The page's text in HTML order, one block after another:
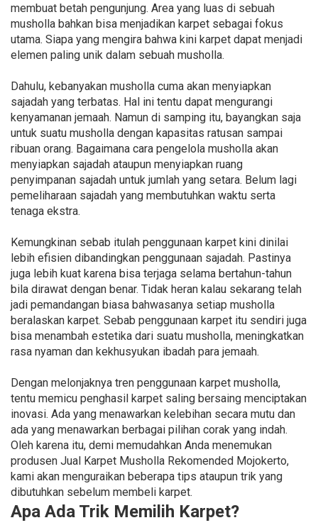
membuat betah pengunjung. Area yang luas di sebuah
musholla bahkan bisa menjadikan karpet sebagai fokus
utama. Siapa yang mengira bahwa kini karpet dapat menjadi
elemen paling unik dalam sebuah musholla.
Dahulu, kebanyakan musholla cuma akan menyiapkan
sajadah yang terbatas. Hal ini tentu dapat mengurangi
kenyamanan jemaah. Namun di samping itu, bayangkan saja
untuk suatu musholla dengan kapasitas ratusan sampai
ribuan orang. Bagaimana cara pengelola musholla akan
menyiapkan sajadah ataupun menyiapkan ruang
penyimpanan sajadah untuk jumlah yang setara. Belum lagi
pemeliharaan sajadah yang membutuhkan waktu serta
tenaga ekstra.
Kemungkinan sebab itulah penggunaan karpet kini dinilai
lebih efisien dibandingkan penggunaan sajadah. Pastinya
juga lebih kuat karena bisa terjaga selama bertahun-tahun
bila dirawat dengan benar. Tidak heran kalau sekarang telah
jadi pemandangan biasa bahwasanya setiap musholla
beralaskan karpet. Sebab penggunaan karpet itu sendiri juga
bisa menambah estetika dari suatu musholla, meningkatkan
rasa nyaman dan kekhusyukan ibadah para jemaah.
Dengan melonjaknya tren penggunaan karpet musholla,
tentu memicu penghasil karpet saling bersaing menciptakan
inovasi. Ada yang menawarkan kelebihan secara mutu dan
ada yang menawarkan berbagai pilihan corak yang indah.
Oleh karena itu, demi memudahkan Anda menemukan
produsen Jual Karpet Musholla Rekomended Mojokerto,
kami akan menguraikan beberapa tips ataupun trik yang
dibutuhkan sebelum membeli karpet.
Apa Ada Trik Memilih Karpet?